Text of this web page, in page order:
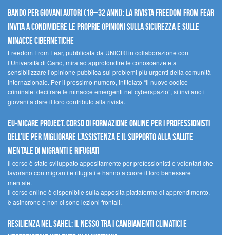
Bando per giovani autori (18–32 anni): la Rivista Freedom From Fear
invita a condividere le proprie opinioni sulla sicurezza e sulle
minacce cibernetiche
Freedom From Fear, pubblicata da UNICRI in collaborazione con
l’Università di Gand, mira ad approfondire le conoscenze e a
sensibilizzare l’opinione pubblica sui problemi più urgenti della comunità
internazionale. Per il prossimo numero, intitolato “Il nuovo codice
criminale: decifrare le minacce emergenti nel cyberspazio”, si invitano i
giovani a dare il loro contributo alla rivista.
EU-MiCare Project. Corso di formazione online per i professionisti
dell’UE per migliorare l’assistenza e il supporto alla salute
mentale di migranti e rifugiati
Il corso è stato sviluppato appositamente per professionisti e volontari che
lavorano con migranti e rifugiati e hanno a cuore il loro benessere
mentale.
Il corso online è disponibile sulla apposita piattaforma di apprendimento,
è asincrono e non ci sono lezioni frontali.
Resilienza nel Sahel: il nesso tra i cambiamenti climatici e